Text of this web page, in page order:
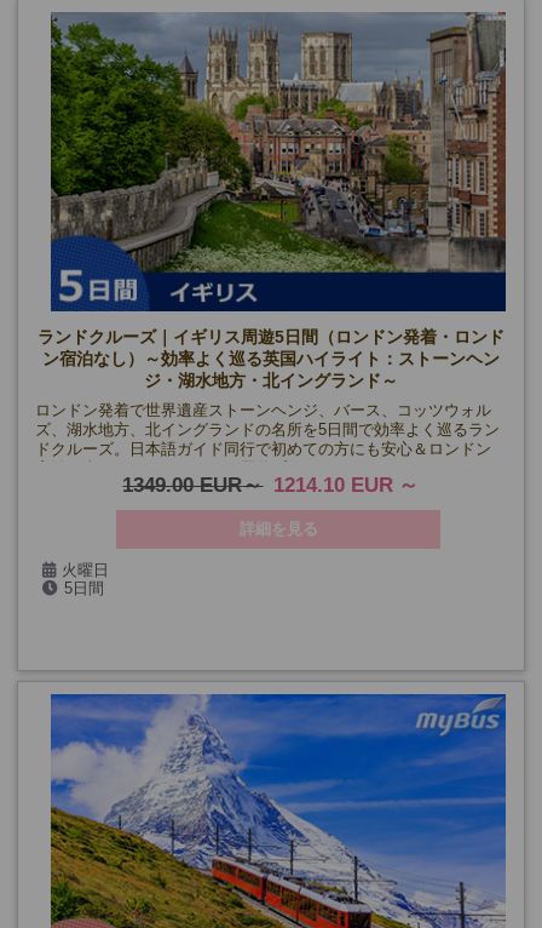
ランドクルーズ｜イギリス周遊5日間（ロンドン発着・ロンド
ン宿泊なし）～効率よく巡る英国ハイライト：ストーンヘン
ジ・湖水地方・北イングランド～
ロンドン発着で世界遺産ストーンヘンジ、バース、コッツウォル
ズ、湖水地方、北イングランドの名所を5日間で効率よく巡るラン
ドクルーズ。日本語ガイド同行で初めての方にも安心＆ロンドン
宿泊を含まないコンパクトな周遊プランです。
1349.00 EUR 1214.10 EUR
詳細を見る
火曜日
(5/5、5/19、6/2、6/16、6/30、7/14、7/28、8/11、8/25、9/8、
5日間